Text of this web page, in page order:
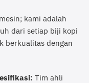
kami adalah
dari setiap biji kopi
berkualitas dengan
Tim ahli